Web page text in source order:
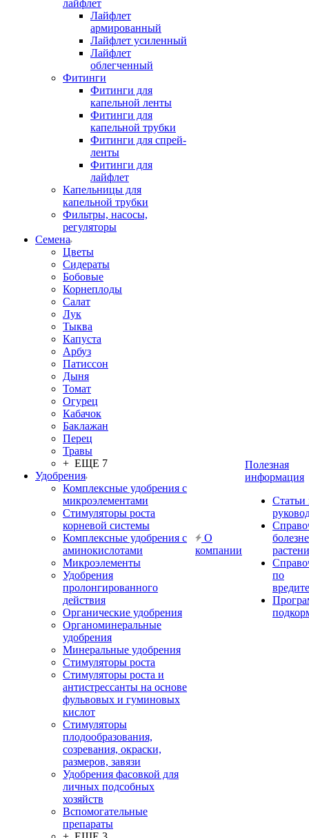
лайфлет
Лайфлет
армированный
Лайфлет усиленный
Лайфлет
облегченный
Фитинги
Фитинги для
капельной ленты
Фитинги для
капельной трубки
Фитинги для спрей-
ленты
Фитинги для
лайфлет
Капельницы для
капельной трубки
Фильтры, насосы,
регуляторы
Семена
Цветы
Сидераты
Бобовые
Корнеплоды
Салат
Лук
Тыква
Капуста
Арбуз
Патиссон
Дыня
Томат
Огурец
Кабачок
Баклажан
Перец
Травы
+ ЕЩЕ 7
Удобрения
Комплексные удобрения с
микроэлементами
Стимуляторы роста
корневой системы
Комплексные удобрения с
аминокислотами
Микроэлементы
Удобрения
пролонгированного
действия
Органические удобрения
Органоминеральные
удобрения
Минеральные удобрения
Стимуляторы роста
Стимуляторы роста и
антистрессанты на основе
фульвовых и гуминовых
кислот
Стимуляторы
плодообразования,
созревания, окраски,
размеров, завязи
Удобрения фасовкой для
личных подсобных
хозяйств
Вспомогательные
препараты
О
компании
Полезная
информация
Статьи
по